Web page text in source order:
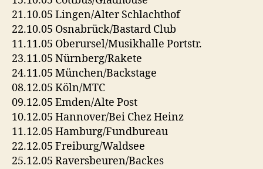
21.10.05 Lingen/Alter Schlachthof
22.10.05 Osnabrück/Bastard Club
11.11.05 Oberursel/Musikhalle Portstr.
23.11.05 Nürnberg/Rakete
24.11.05 München/Backstage
08.12.05 Köln/MTC
09.12.05 Emden/Alte Post
10.12.05 Hannover/Bei Chez Heinz
11.12.05 Hamburg/Fundbureau
22.12.05 Freiburg/Waldsee
25.12.05 Raversbeuren/Backes